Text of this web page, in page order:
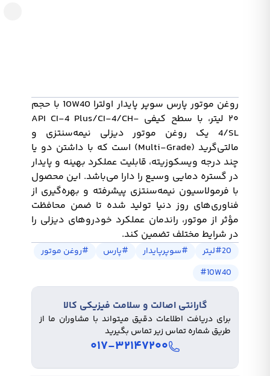
روغن موتور پارس سوپر پایدار اولترا 10W40 با حجم
۲۰ لیتر، با سطح کیفی API CI-4 Plus/CI-4/CH-
4/SL یک روغن موتور دیزلی نیمه‌سنتزی و
مالتی‌گرید (Multi-Grade) است که با داشتن دو یا
چند درجه ویسکوزیته، قابلیت عملکرد بهینه و پایدار
در گستره دمایی وسیع را دارا می‌باشد. این محصول
با فرمولاسیون نیمه‌سنتزی پیشرفته و بهره‌گیری از
فناوری‌های روز دنیا تولید شده تا ضمن محافظت
مؤثر از موتور، راندمان عملکرد خودروهای دیزلی را
در شرایط مختلف تضمین کند.
#20لیتر #سوپرپایدار #پارس #روغن موتور
#10W40
گارانتی اصالت و سلامت فیزیکی کالا
برای دریافت اطلاعات دقیق میتواند با مشاوران ما از
طریق شماره تماس زیر تماس بگیرید
۰۱۷-۳۲۱۴۷۲۰۰